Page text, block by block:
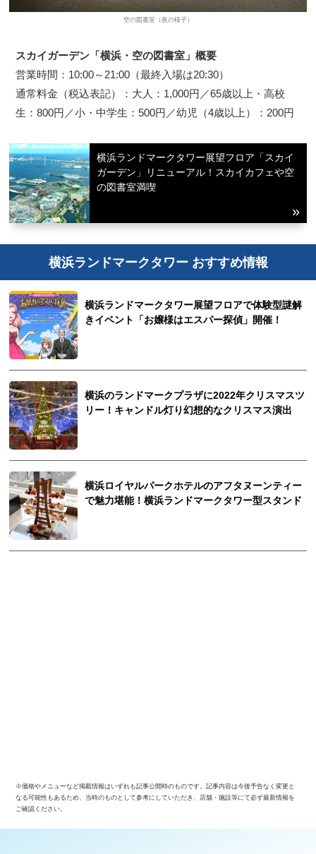
空の図書室（夜の様子）
スカイガーデン「横浜・空の図書室」概要
営業時間：10:00～21:00（最終入場は20:30）
通常料金（税込表記）：大人：1,000円／65歳以上・高校
生：800円／小・中学生：500円／幼児（4歳以上）：200円
横浜ランドマークタワー展望フロア「スカイ
ガーデン」リニューアル！スカイカフェや空
の図書室満喫
横浜ランドマークタワー おすすめ情報
横浜ランドマークタワー展望フロアで体験型謎解
きイベント「お嬢様はエスパー探偵」開催！
横浜のランドマークプラザに2022年クリスマスツ
リー！キャンドル灯り幻想的なクリスマス演出
横浜ロイヤルパークホテルのアフタヌーンティー
で魅力堪能！横浜ランドマークタワー型スタンド
※価格やメニューなど掲載情報はいずれも記事公開時のものです。記事内容は今後予告なく変更と
なる可能性もあるため、当時のものとして参考にしていただき、店舗・施設等にて必ず最新情報を
ご確認ください。